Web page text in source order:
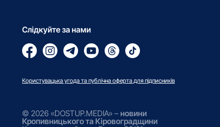
Слідкуйте за нами
Користувацька угода та публічна оферта для підписників
© 2026 «DOSTUP.MEDIA» – новини
Кропивницького та Кіровоградщини